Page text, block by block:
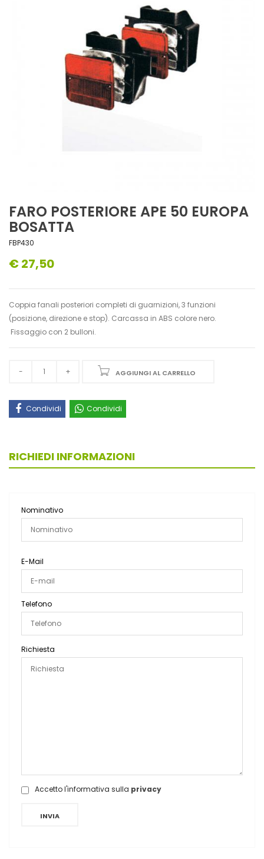
FARO POSTERIORE APE 50 EUROPA
BOSATTA
FBP430
€ 27,50
Coppia fanali posteriori completi di guarnizioni, 3 funzioni
(posizione, direzione e stop). Carcassa in ABS colore nero.
Fissaggio con 2 bulloni.
AGGIUNGI AL CARRELLO
Condividi Condividi
RICHIEDI INFORMAZIONI
Nominativo
E-Mail
Telefono
Richiesta
Accetto l'informativa sulla privacy
INVIA